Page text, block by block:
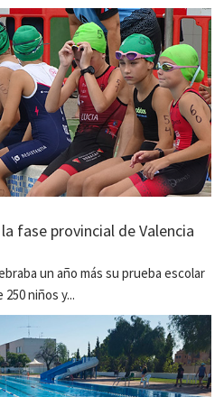
fase provincial de Valencia
un año más su prueba escolar
niños y...